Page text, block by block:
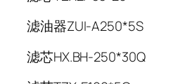
滤油器ZUI-A250*5S
滤芯HX.BH-250*30Q